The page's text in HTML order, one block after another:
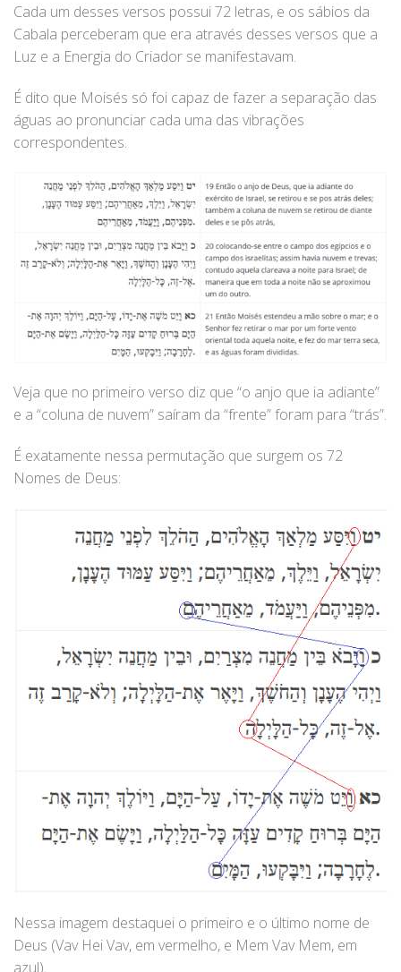
Cada um desses versos possui 72 letras, e os sábios da
Cabala perceberam que era através desses versos que a
Luz e a Energia do Criador se manifestavam.
É dito que Moisés só foi capaz de fazer a separação das
águas ao pronunciar cada uma das vibrações
correspondentes.
Veja que no primeiro verso diz que “o anjo que ia adiante”
e a “coluna de nuvem” saíram da “frente” foram para “trás”.
É exatamente nessa permutação que surgem os 72
Nomes de Deus:
Nessa imagem destaquei o primeiro e o último nome de
Deus (Vav Hei Vav, em vermelho, e Mem Vav Mem, em
azul).